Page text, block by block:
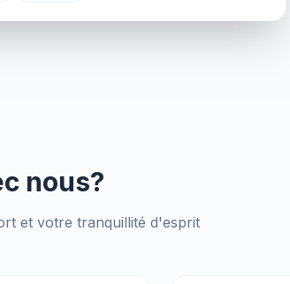
nous?
et votre tranquillité d'esprit